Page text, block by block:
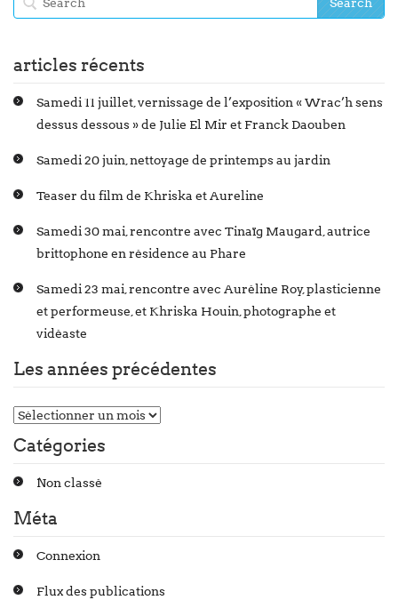
articles récents
Samedi 11 juillet, vernissage de l’exposition « Wrac’h sens
dessus dessous » de Julie El Mir et Franck Daouben
Samedi 20 juin, nettoyage de printemps au jardin
Teaser du film de Khriska et Aureline
Samedi 30 mai, rencontre avec Tinaïg Maugard, autrice
brittophone en résidence au Phare
Samedi 23 mai, rencontre avec Auréline Roy, plasticienne
et performeuse, et Khriska Houin, photographe et
vidéaste
Les années précédentes
Catégories
Non classé
Méta
Connexion
Flux des publications